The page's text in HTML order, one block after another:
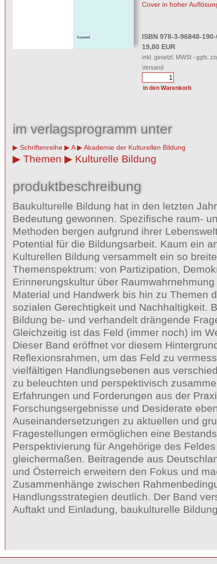
Cover in hoher
ISBN 978-3-96848-
19,80 EUR
inkl. gesetzl. MWSt - ggfs.
Versand
im verlagsprogramm unter
Schriftenreihe A Akademie der Kulturellen Bildung
Themen Kulturelle Bildung
produktbeschreibung
Baukulturelle Bildung hat in den letzten
Bedeutung gewonnen. Spezifische raum-
Methoden bergen aufgrund ihrer
Potential für die Bildungsarbeit. Kaum ein
Kulturellen Bildung versammelt ein so
Themenspektrum: von Partizipation,
Erinnerungskultur über
Material und Handwerk bis hin zu Themen
sozialen Gerechtigkeit und Nachhaltigkeit.
Bildung be- und verhandelt drängende
Gleichzeitig ist das Feld (immer noch) im
Dieser Band eröffnet vor diesem
Reflexionsrahmen, um das Feld zu
vielfältigen Handlungsebenen aus
zu beleuchten und perspektivisch
Erfahrungen und Forderungen aus der
Forschungsergebnisse und Desiderate
Auseinandersetzungen zu aktuellen und
Fragestellungen ermöglichen eine
Perspektivierung für Angehörige des
gleichermaßen. Beitragende aus
und Österreich erweitern den Fokus und
Zusammenhänge zwischen
Handlungsstrategien deutlich. Der Band
Auftakt und Einladung, baukulturelle